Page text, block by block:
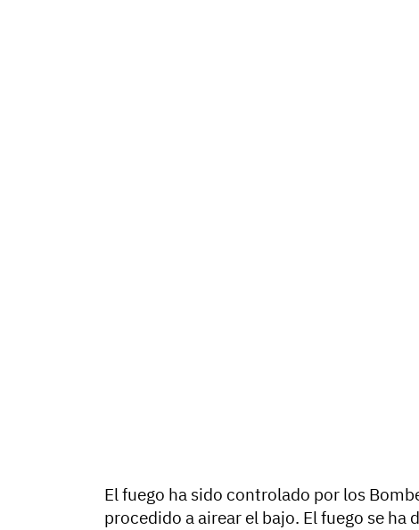
El fuego ha sido controlado por los
procedido a airear el bajo. El fuego se